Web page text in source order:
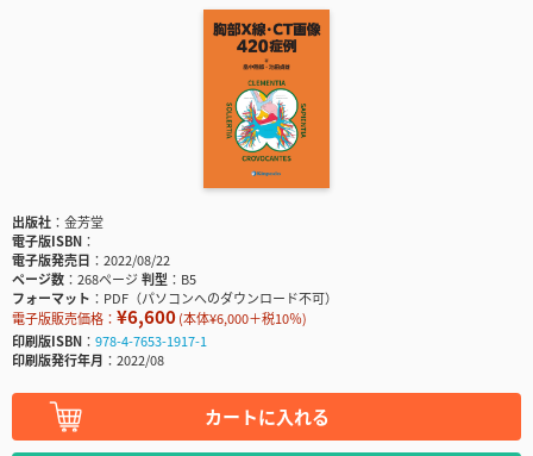
出版社
金芳堂
電子版ISBN
電子版発売日
2022/08/22
ページ数
268ページ判型
B5
フォーマット
PDF（パソコンへのダウンロード不可）
電子版販売価格： ¥6,600(本体¥6,000＋税10％)
印刷版ISBN
978-4-7653-1917-1
印刷版発行年月
2022/08
カートに入れる